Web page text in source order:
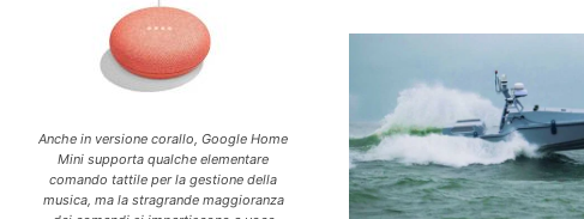
Anche in versione corallo, Google Home
Mini supporta qualche elementare
comando tattile per la gestione della
musica, ma la stragrande maggioranza